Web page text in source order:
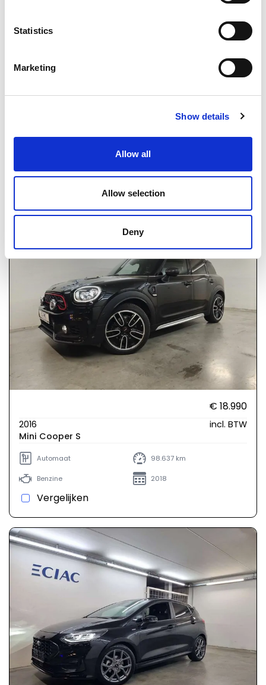
Statistics
Marketing
Show details
Allow all
Allow selection
Deny
€ 18.810
incl. BTW
Toyota Aygo x
Vergelijken
€ 18.990
2016
incl. BTW
Mini Cooper S
Automaat 98.637 km
Benzine 2018
Vergelijken